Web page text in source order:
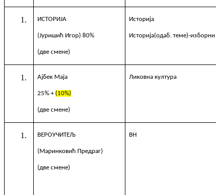
ИСТОРИЈА
(Јуришић Игор) 80%
(две смене)
Историја
Историја(одаб. теме)-изборни
Ајбек Маја
25% + (10%)
(две смене)
Ликовна култура
ВЕРОУЧИТЕЉ
(Маринковић Предраг)
(две смене)
ВН